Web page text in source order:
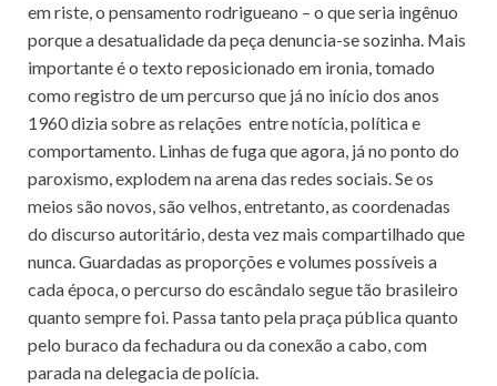
em riste, o pensamento rodrigueano – o que seria ingênuo
porque a desatualidade da peça denuncia-se sozinha. Mais
importante é o texto reposicionado em ironia, tomado
como registro de um percurso que já no início dos anos
1960 dizia sobre as relações entre notícia, política e
comportamento. Linhas de fuga que agora, já no ponto do
paroxismo, explodem na arena das redes sociais. Se os
meios são novos, são velhos, entretanto, as coordenadas
do discurso autoritário, desta vez mais compartilhado que
nunca. Guardadas as proporções e volumes possíveis a
cada época, o percurso do escândalo segue tão brasileiro
quanto sempre foi. Passa tanto pela praça pública quanto
pelo buraco da fechadura ou da conexão a cabo, com
parada na delegacia de polícia.